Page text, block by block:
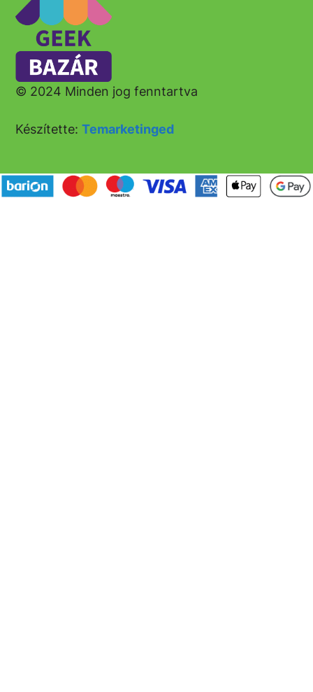
© 2024 Minden jog fenntartva
Készítette:Temarketinged